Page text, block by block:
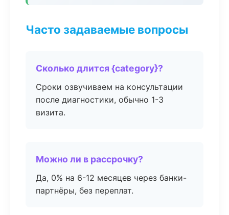
Часто задаваемые вопросы
Сколько длится {category}?
Сроки озвучиваем на консультации
после диагностики, обычно 1-3
визита.
Можно ли в рассрочку?
Да, 0% на 6-12 месяцев через банки-
партнёры, без переплат.